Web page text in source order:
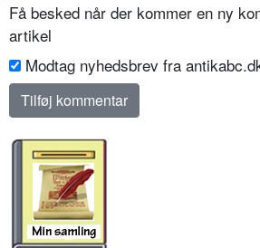
Få besked når der kommer en ny
artikel
Modtag nyhedsbrev fra